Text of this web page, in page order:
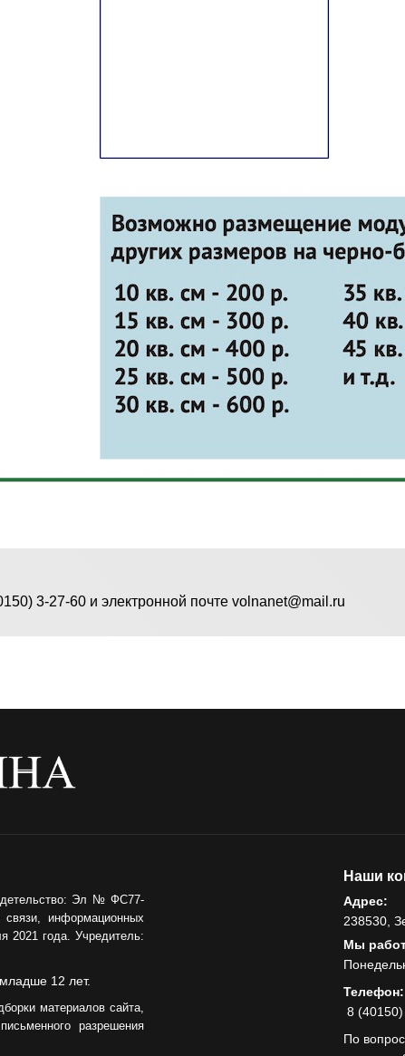
3-27-60 и электронной почте volnanet@mail.ru
Эл № ФС77-
информационных
2021 года. Учредитель:
12 лет.
материалов сайта,
разрешения
Наши
Адрес:
238530,
Мы
Телефон:
8
По